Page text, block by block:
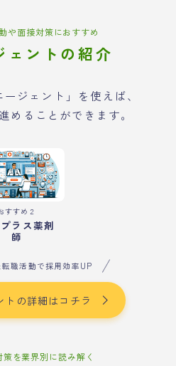
や面接対策におすすめ
ェントの紹介
ージェント」を使えば、
めることができます。
すすめ２
ラス薬剤
師
職活動で採用効率UP
トの詳細はコチラ
を業界別に読み解く